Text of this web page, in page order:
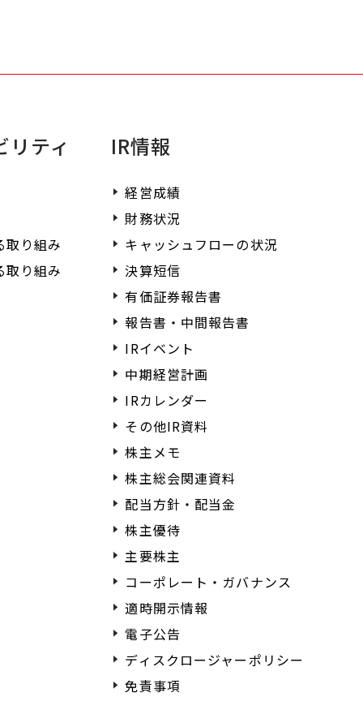
リティ
取り組み
取り組み
IR情報
経営成績
財務状況
キャッシュフローの状況
決算短信
有価証券報告書
報告書・中間報告書
IRイベント
中期経営計画
IRカレンダー
その他IR資料
株主メモ
株主総会関連資料
配当方針・配当金
株主優待
主要株主
コーポレート・ガバナンス
適時開示情報
電子公告
ディスクロージャーポリシー
免責事項